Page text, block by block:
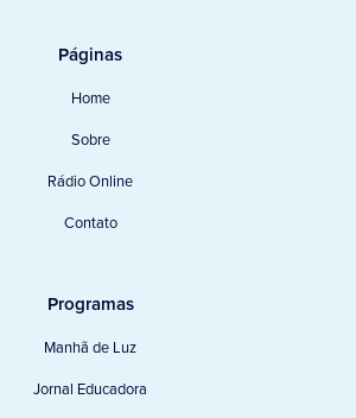
Páginas
Home
Sobre
Rádio Online
Contato
Programas
Manhã de Luz
Jornal Educadora